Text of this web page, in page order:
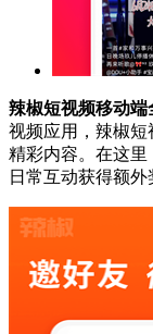
辣椒短视频移动端
视频应用，辣椒
精彩内容。在这
日常互动获得额外